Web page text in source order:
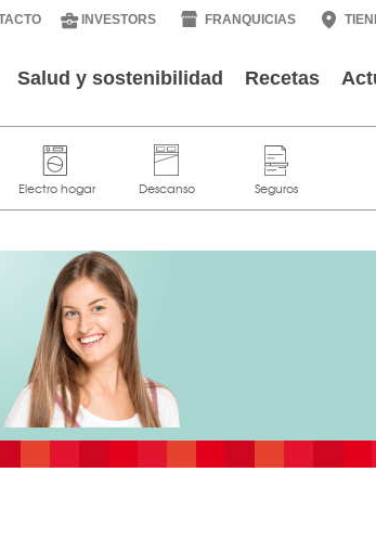
INVESTORS FRANQUICIAS
Salud y sostenibilidad Recetas